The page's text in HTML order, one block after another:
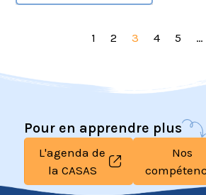
théâtre
1 2 3 4 5 …
Pour en apprendre plus
L'agenda de
la CASAS
Nos